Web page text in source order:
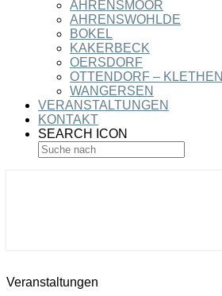
AHRENSMOOR
AHRENSWOHLDE
BOKEL
KAKERBECK
OERSDORF
OTTENDORF – KLETHEN
WANGERSEN
VERANSTALTUNGEN
KONTAKT
SEARCH ICON
Veranstaltungen